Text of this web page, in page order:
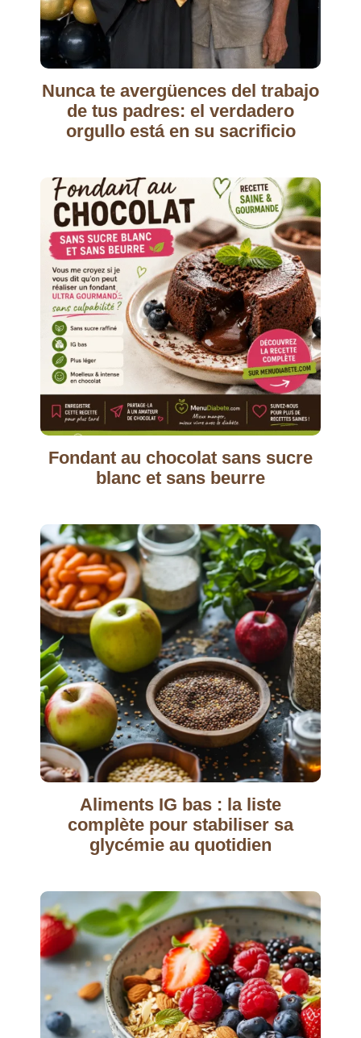
Nunca te avergüences del trabajo
de tus padres: el verdadero
orgullo está en su sacrificio
Fondant au chocolat sans sucre
blanc et sans beurre
Aliments IG bas : la liste
complète pour stabiliser sa
glycémie au quotidien